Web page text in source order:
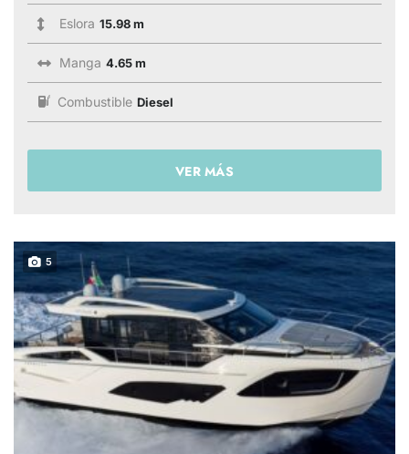
Eslora 15.98 m
Manga 4.65 m
Combustible Diesel
VER MÁS
5